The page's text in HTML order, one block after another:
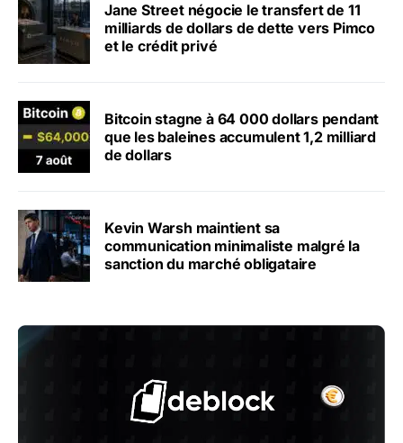
Jane Street négocie le transfert de 11
milliards de dollars de dette vers Pimco
et le crédit privé
Bitcoin stagne à 64 000 dollars pendant
que les baleines accumulent 1,2 milliard
de dollars
Kevin Warsh maintient sa
communication minimaliste malgré la
sanction du marché obligataire